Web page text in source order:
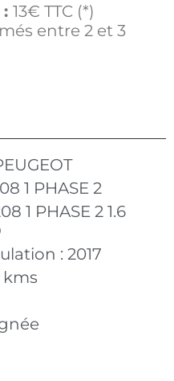
13€ TTC (*)
entre 2 et 3
1 PHASE 2
1 PHASE 2 1.6
: 2017
kms